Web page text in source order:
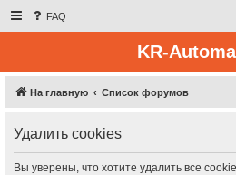
FAQ
KR-
На главную Список форумов
Удалить cookies
Вы уверены, что хотите удалить все